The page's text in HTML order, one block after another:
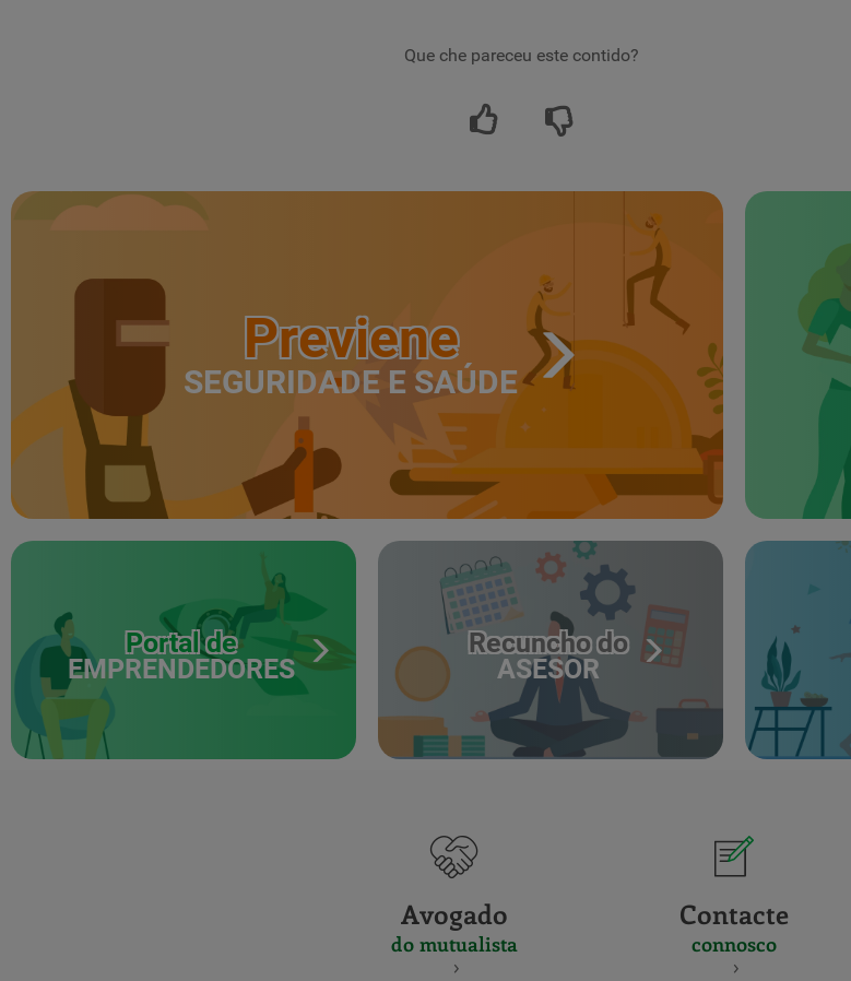
Que che pareceu este contido?
Previene
SEGURIDADE E SAÚDE
Portal de
EMPRENDEDORES
Recuncho do
ASESOR
Avogado
do mutualista
Contacte
connosco